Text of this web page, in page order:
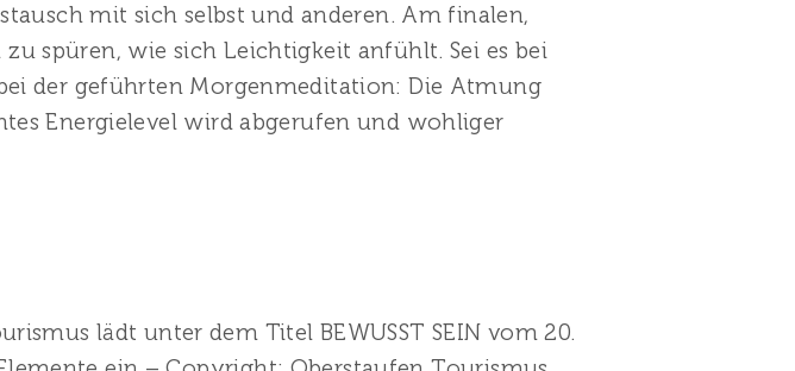
mit sich selbst und anderen. Am finalen,
spüren, wie sich Leichtigkeit anfühlt. Sei es bei
der geführten Morgenmeditation: Die Atmung
Energielevel wird abgerufen und wohliger
lädt unter dem Titel BEWUSST SEIN vom 20.